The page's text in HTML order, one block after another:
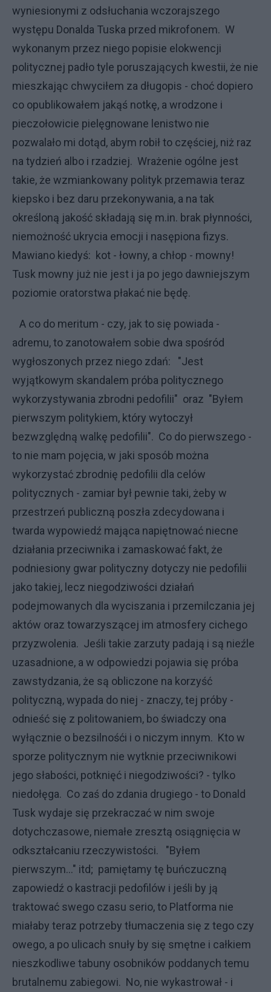
wyniesionymi z odsłuchania wczorajszego
występu Donalda Tuska przed mikrofonem. W
wykonanym przez niego popisie elokwencji
politycznej padło tyle poruszających kwestii, że nie
mieszkając chwyciłem za długopis - choć dopiero
co opublikowałem jakąś notkę, a wrodzone i
pieczołowicie pielęgnowane lenistwo nie
pozwalało mi dotąd, abym robił to częściej, niż raz
na tydzień albo i rzadziej. Wrażenie ogólne jest
takie, że wzmiankowany polityk przemawia teraz
kiepsko i bez daru przekonywania, a na tak
określoną jakość składają się m.in. brak płynności,
niemożność ukrycia emocji i nasępiona fizys.
Mawiano kiedyś: kot - łowny, a chłop - mowny!
Tusk mowny już nie jest i ja po jego dawniejszym
poziomie oratorstwa płakać nie będę.
A co do meritum - czy, jak to się powiada -
adremu, to zanotowałem sobie dwa spośród
wygłoszonych przez niego zdań: "Jest
wyjątkowym skandalem próba politycznego
wykorzystywania zbrodni pedofilii" oraz "Byłem
pierwszym politykiem, który wytoczył
bezwzględną walkę pedofilii". Co do pierwszego -
to nie mam pojęcia, w jaki sposób można
wykorzystać zbrodnię pedofilii dla celów
politycznych - zamiar był pewnie taki, żeby w
przestrzeń publiczną poszła zdecydowana i
twarda wypowiedź mająca napiętnować niecne
działania przeciwnika i zamaskować fakt, że
podniesiony gwar polityczny dotyczy nie pedofilii
jako takiej, lecz niegodziwości działań
podejmowanych dla wyciszania i przemilczania jej
aktów oraz towarzyszącej im atmosfery cichego
przyzwolenia. Jeśli takie zarzuty padają i są nieźle
uzasadnione, a w odpowiedzi pojawia się próba
zawstydzania, że są obliczone na korzyść
polityczną, wypada do niej - znaczy, tej próby -
odnieść się z politowaniem, bo świadczy ona
wyłącznie o bezsilnośći i o niczym innym. Kto w
sporze politycznym nie wytknie przeciwnikowi
jego słabości, potknięć i niegodziwości? - tylko
niedołęga. Co zaś do zdania drugiego - to Donald
Tusk wydaje się przekraczać w nim swoje
dotychczasowe, niemałe zresztą osiągnięcia w
odkształcaniu rzeczywistości. "Byłem
pierwszym..." itd; pamiętamy tę buńczuczną
zapowiedź o kastracji pedofilów i jeśli by ją
traktować swego czasu serio, to Platforma nie
miałaby teraz potrzeby tłumaczenia się z tego czy
owego, a po ulicach snuły by się smętne i całkiem
nieszkodliwe tabuny osobników poddanych temu
brutalnemu zabiegowi. No, nie wykastrował - i